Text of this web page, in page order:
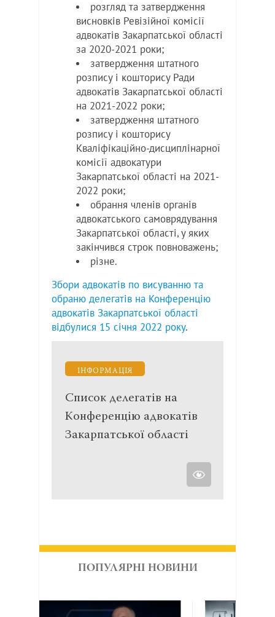
розгляд та затвердження
висновків Ревізійної комісії
адвокатів Закарпатської області
за 2020-2021 роки;
затвердження штатного
розпису і кошторису Ради
адвокатів Закарпатської області
на 2021-2022 роки;
затвердження штатного
розпису і кошторису
Кваліфікаційно-дисциплінарної
комісії адвокатури
Закарпатської області на 2021-
2022 роки;
обрання членів органів
адвокатського самоврядування
Закарпатської області, у яких
закінчився строк повноважень;
різне.
Збори адвокатів по висуванню та
обраню делегатів на Конференцію
адвокатів Закарпатської області
відбулися 15 січня 2022 року.
ІНФОРМАЦІЯ
Список делегатів на
Конференцію адвокатів
Закарпатської області
ПОПУЛЯРНІ НОВИНИ